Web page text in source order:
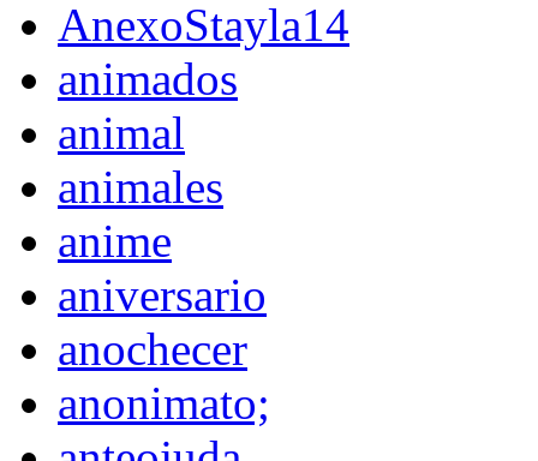
AnexoStayla14
animados
animal
animales
anime
aniversario
anochecer
anonimato;